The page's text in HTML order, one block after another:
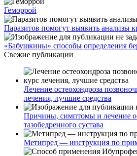
Геморрой
Паразитов помогут выявить анализы
«Бабушкины» способы определения
Свежие публикации
Лечение остеохондроза
лечения, лучшие средства
Причины, симптомы и лечение
тазобедренного сустава
Метипред — инструкция по